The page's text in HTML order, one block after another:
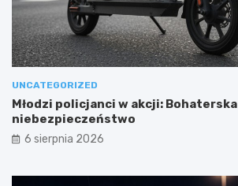
UNCATEGORIZED
Młodzi policjanci w akcji:
niebezpieczeństwo
6 sierpnia 2026